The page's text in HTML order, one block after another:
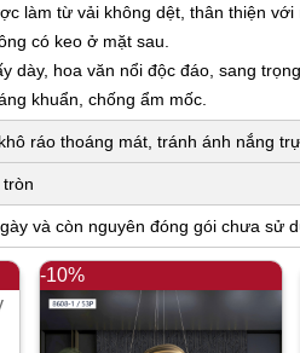
làm từ vải không dệt, thân thiện
có keo ở mặt sau.
dày, hoa văn nổi độc đáo, sang
khuẩn, chống ẩm mốc.
ráo thoáng mát, tránh ánh nắng
và còn nguyên đóng gói chưa sử
-10%